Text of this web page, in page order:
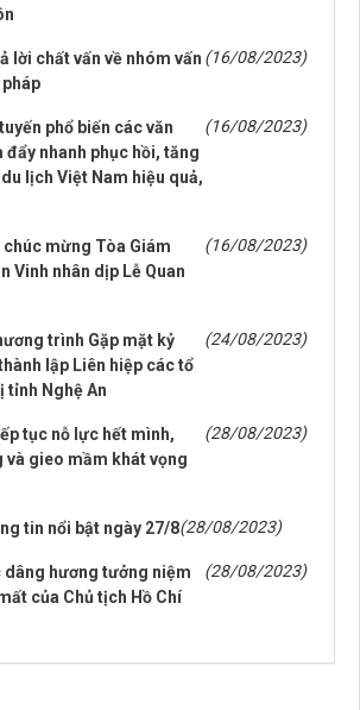
lời chất vấn về nhóm vấn (16/08/2023)
phổ biến các văn
đẩy nhanh phục hồi, tăng
lịch Việt Nam hiệu quả,
(16/08/2023)
chúc mừng Tòa Giám
Vinh nhân dịp Lễ Quan
(16/08/2023)
trình Gặp mặt kỷ
lập Liên hiệp các tổ
tỉnh Nghệ An
(24/08/2023)
tục nỗ lực hết mình,
và gieo mầm khát vọng
(28/08/2023)
tin nổi bật ngày 27/8(28/08/2023)
dâng hương tưởng niệm
của Chủ tịch Hồ Chí
(28/08/2023)